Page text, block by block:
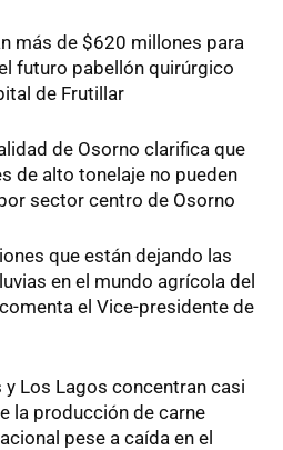
más de $620 millones para
futuro pabellón quirúrgico
de Frutillar
de Osorno clarifica que
de alto tonelaje no pueden
sector centro de Osorno
que están dejando las
en el mundo agrícola del
el Vice-presidente de
y Los Lagos concentran casi
la producción de carne
pese a caída en el